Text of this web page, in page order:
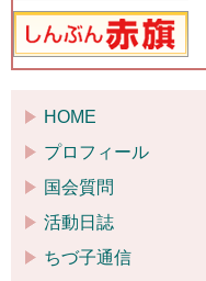
HOME
プロフィール
国会質問
活動日誌
ちづ子通信